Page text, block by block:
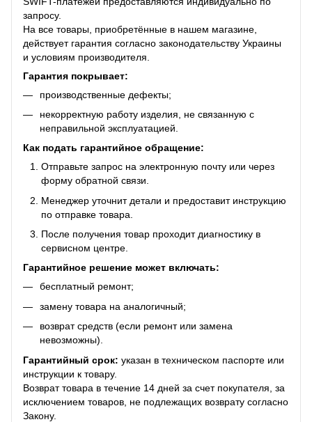
запросу.
На все товары, приобретённые в нашем магазине,
действует гарантия согласно законодательству Украины
и условиям производителя.
Гарантия покрывает:
производственные дефекты;
некорректную работу изделия, не связанную с
неправильной эксплуатацией.
Как подать гарантийное обращение:
Отправьте запрос на электронную почту или через
форму обратной связи.
Менеджер уточнит детали и предоставит инструкцию
по отправке товара.
После получения товар проходит диагностику в
сервисном центре.
Гарантийное решение может включать:
бесплатный ремонт;
замену товара на аналогичный;
возврат средств (если ремонт или замена
невозможны).
Гарантийный срок: указан в техническом паспорте или
инструкции к товару.
Возврат товара в течение 14 дней за счет покупателя, за
исключением товаров, не подлежащих возврату согласно
Закону.